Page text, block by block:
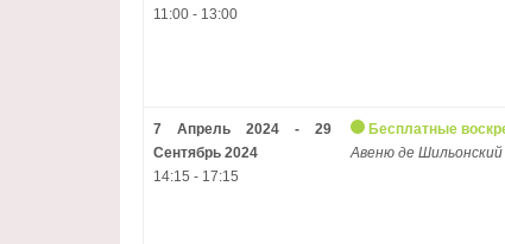
11:00 - 13:00
7 Апрель 2024 - 29
Сентябрь 2024
14:15 - 17:15
Бесплатные
Авеню де Шильонский